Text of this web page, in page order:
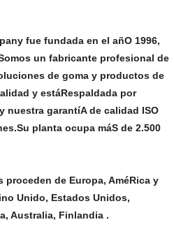
fue fundada en el añO 1996,
un fabricante profesional de
de goma y productos de
y estáRespaldada por
nuestra garantíA de calidad ISO
planta ocupa máS de 2.500
de Europa, AméRica y
Unido, Estados Unidos,
Australia, Finlandia .